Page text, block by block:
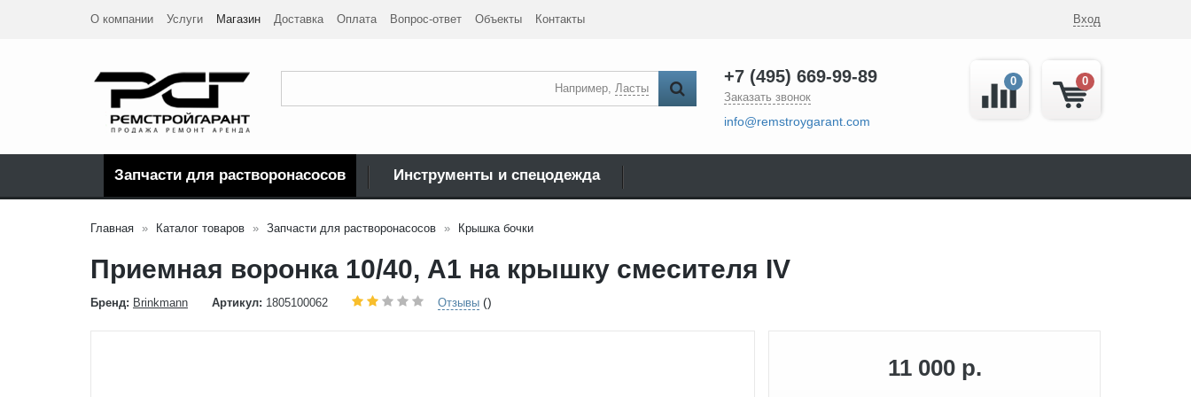
О компании Услуги Магазин Доставка Оплата Вопрос-ответ Объекты Контакты Вход
Например, Ласты
+7 (495) 669-99-89
Заказать звонок
info@remstroygarant.com
0
0
Запчасти для растворонасосов Инструменты и спецодежда
Главная Каталог товаров Запчасти для растворонасосов Крышка бочки
Приемная воронка 10/40, А1 на крышку смесителя IV
Бренд: Brinkmann Артикул: 1805100062 Отзывы ()
11 000 р.